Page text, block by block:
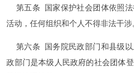
第五条 国家保护社会团体依照
活动，任何组织和个人不得非法干涉
第六条 国务院民政部门和县级
政部门是本级人民政府的社会团体